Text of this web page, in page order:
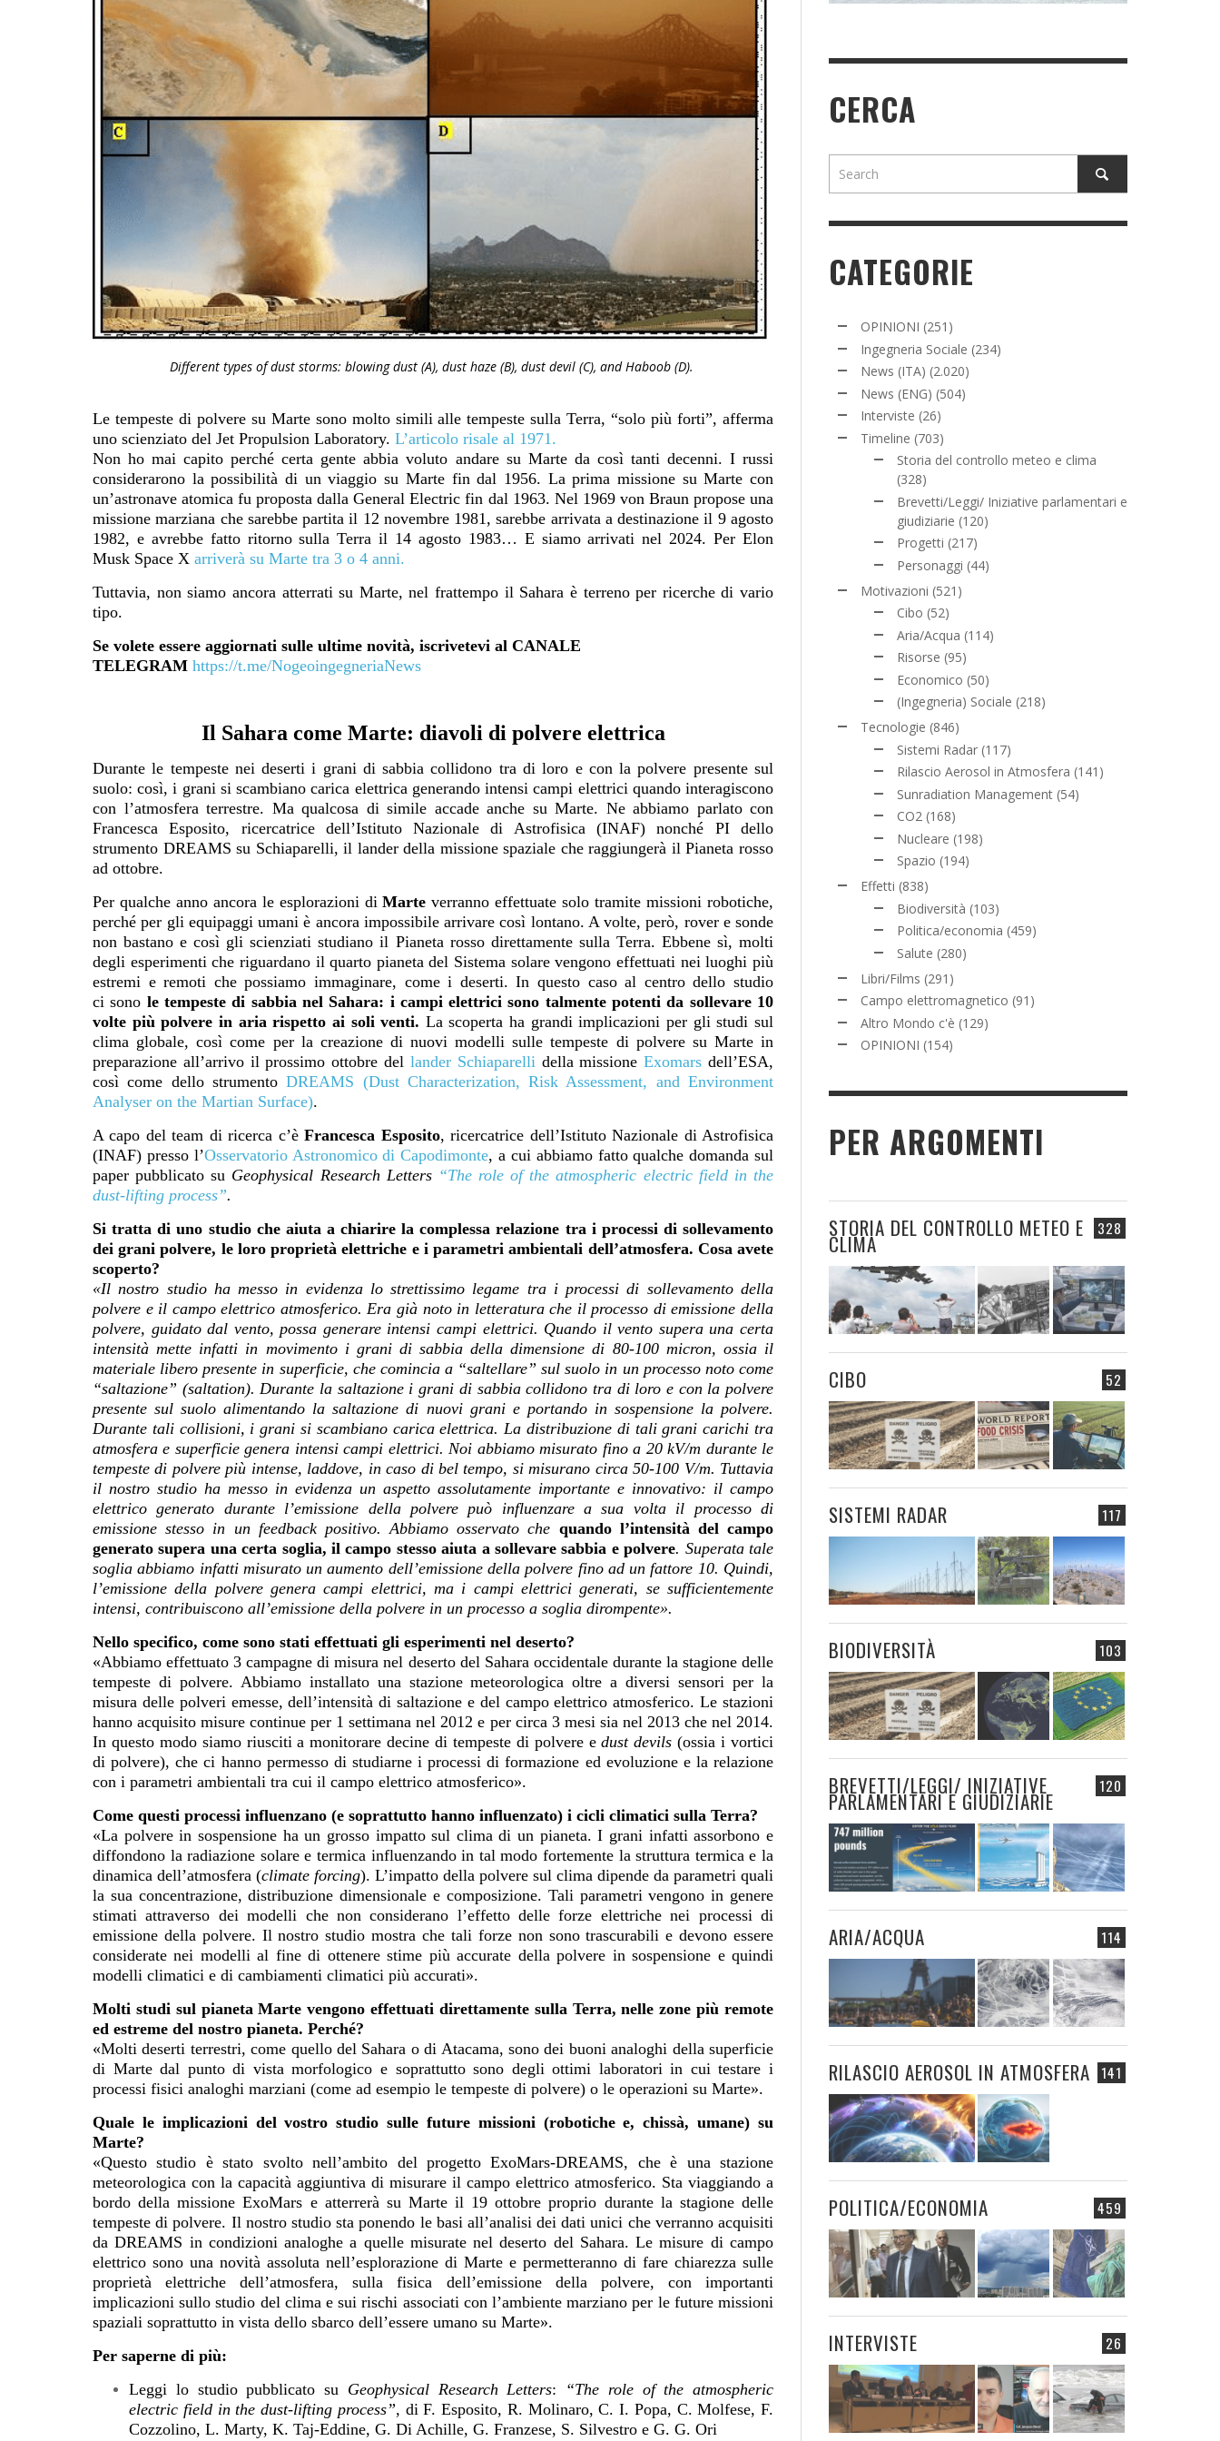
Different types of dust storms: blowing dust (A), dust haze (B), dust devil (C), and Haboob (D).
Le tempeste di polvere su Marte sono molto simili alle tempeste sulla Terra, “solo più forti”, afferma
uno scienziato del Jet Propulsion Laboratory. L’articolo risale al 1971.
Non ho mai capito perché certa gente abbia voluto andare su Marte da così tanti decenni. I russi
considerarono la possibilità di un viaggio su Marte fin dal 1956. La prima missione su Marte con
un’astronave atomica fu proposta dalla General Electric fin dal 1963. Nel 1969 von Braun propose una
missione marziana che sarebbe partita il 12 novembre 1981, sarebbe arrivata a destinazione il 9 agosto
1982, e avrebbe fatto ritorno sulla Terra il 14 agosto 1983… E siamo arrivati nel 2024. Per Elon
Musk Space X arriverà su Marte tra 3 o 4 anni.
Tuttavia, non siamo ancora atterrati su Marte, nel frattempo il Sahara è terreno per ricerche di vario
tipo.
Se volete essere aggiornati sulle ultime novità, iscrivetevi al CANALE
TELEGRAM https://t.me/NogeoingegneriaNews
Il Sahara come Marte: diavoli di polvere elettrica
Durante le tempeste nei deserti i grani di sabbia collidono tra di loro e con la polvere presente sul
suolo: così, i grani si scambiano carica elettrica generando intensi campi elettrici quando interagiscono
con l’atmosfera terrestre. Ma qualcosa di simile accade anche su Marte. Ne abbiamo parlato con
Francesca Esposito, ricercatrice dell’Istituto Nazionale di Astrofisica (INAF) nonché PI dello
strumento DREAMS su Schiaparelli, il lander della missione spaziale che raggiungerà il Pianeta rosso
ad ottobre.
Per qualche anno ancora le esplorazioni diMarte verranno effettuate solo tramite missioni robotiche,
perché per gli equipaggi umani è ancora impossibile arrivare così lontano. A volte, però, rover e sonde
non bastano e così gli scienziati studiano il Pianeta rosso direttamente sulla Terra. Ebbene sì, molti
degli esperimenti che riguardano il quarto pianeta del Sistema solare vengono effettuati nei luoghi più
estremi e remoti che possiamo immaginare, come i deserti. In questo caso al centro dello studio
ci sono le tempeste di sabbia nel Sahara: i campi elettrici sono talmente potenti da sollevare 10
volte più polvere in aria rispetto ai soli venti. La scoperta ha grandi implicazioni per gli studi sul
clima globale, così come per la creazione di nuovi modelli sulle tempeste di polvere su Marte in
preparazione all’arrivo il prossimo ottobre del lander Schiaparellidella missioneExomars dell’ESA,
così come dello strumentoDREAMS (Dust Characterization, Risk Assessment, and Environment
Analyser on the Martian Surface).
A capo del team di ricerca c’èFrancesca Esposito, ricercatrice dell’Istituto Nazionale di Astrofisica
(INAF) presso l’Osservatorio Astronomico di Capodimonte, a cui abbiamo fatto qualche domanda sul
paper pubblicato su Geophysical Research Letters “The role of the atmospheric electric field in the
dust-lifting process”.
Si tratta di uno studio che aiuta a chiarire la complessa relazione tra i processi di sollevamento
dei grani polvere, le loro proprietà elettriche e i parametri ambientali dell’atmosfera. Cosa avete
scoperto?
«Il nostro studio ha messo in evidenza lo strettissimo legame tra i processi di sollevamento della
polvere e il campo elettrico atmosferico. Era già noto in letteratura che il processo di emissione della
polvere, guidato dal vento, possa generare intensi campi elettrici. Quando il vento supera una certa
intensità mette infatti in movimento i grani di sabbia della dimensione di 80-100 micron, ossia il
materiale libero presente in superficie, che comincia a “saltellare” sul suolo in un processo noto come
“saltazione” (saltation). Durante la saltazione i grani di sabbia collidono tra di loro e con la polvere
presente sul suolo alimentando la saltazione di nuovi grani e portando in sospensione la polvere.
Durante tali collisioni, i grani si scambiano carica elettrica. La distribuzione di tali grani carichi tra
atmosfera e superficie genera intensi campi elettrici. Noi abbiamo misurato fino a 20 kV/m durante le
tempeste di polvere più intense, laddove, in caso di bel tempo, si misurano circa 50-100 V/m. Tuttavia
il nostro studio ha messo in evidenza un aspetto assolutamente importante e innovativo: il campo
elettrico generato durante l’emissione della polvere può influenzare a sua volta il processo di
emissione stesso in un feedback positivo. Abbiamo osservato che quando l’intensità del campo
generato supera una certa soglia, il campo stesso aiuta a sollevare sabbia e polvere. Superata tale
soglia abbiamo infatti misurato un aumento dell’emissione della polvere fino ad un fattore 10. Quindi,
l’emissione della polvere genera campi elettrici, ma i campi elettrici generati, se sufficientemente
intensi, contribuiscono all’emissione della polvere in un processo a soglia dirompente».
Nello specifico, come sono stati effettuati gli esperimenti nel deserto?
«Abbiamo effettuato 3 campagne di misura nel deserto del Sahara occidentale durante la stagione delle
tempeste di polvere. Abbiamo installato una stazione meteorologica oltre a diversi sensori per la
misura delle polveri emesse, dell’intensità di saltazione e del campo elettrico atmosferico. Le stazioni
hanno acquisito misure continue per 1 settimana nel 2012 e per circa 3 mesi sia nel 2013 che nel 2014.
In questo modo siamo riusciti a monitorare decine di tempeste di polvere edust devils (ossia i vortici
di polvere), che ci hanno permesso di studiarne i processi di formazione ed evoluzione e la relazione
con i parametri ambientali tra cui il campo elettrico atmosferico».
Come questi processi influenzano (e soprattutto hanno influenzato) i cicli climatici sulla Terra?
«La polvere in sospensione ha un grosso impatto sul clima di un pianeta. I grani infatti assorbono e
diffondono la radiazione solare e termica influenzando in tal modo fortemente la struttura termica e la
dinamica dell’atmosfera (climate forcing). L’impatto della polvere sul clima dipende da parametri quali
la sua concentrazione, distribuzione dimensionale e composizione. Tali parametri vengono in genere
stimati attraverso dei modelli che non considerano l’effetto delle forze elettriche nei processi di
emissione della polvere. Il nostro studio mostra che tali forze non sono trascurabili e devono essere
considerate nei modelli al fine di ottenere stime più accurate della polvere in sospensione e quindi
modelli climatici e di cambiamenti climatici più accurati».
Molti studi sul pianeta Marte vengono effettuati direttamente sulla Terra, nelle zone più remote
ed estreme del nostro pianeta. Perché?
«Molti deserti terrestri, come quello del Sahara o di Atacama, sono dei buoni analoghi della superficie
di Marte dal punto di vista morfologico e soprattutto sono degli ottimi laboratori in cui testare i
processi fisici analoghi marziani (come ad esempio le tempeste di polvere) o le operazioni su Marte».
Quale le implicazioni del vostro studio sulle future missioni (robotiche e, chissà, umane) su
Marte?
«Questo studio è stato svolto nell’ambito del progetto ExoMars-DREAMS, che è una stazione
meteorologica con la capacità aggiuntiva di misurare il campo elettrico atmosferico. Sta viaggiando a
bordo della missione ExoMars e atterrerà su Marte il 19 ottobre proprio durante la stagione delle
tempeste di polvere. Il nostro studio sta ponendo le basi all’analisi dei dati unici che verranno acquisiti
da DREAMS in condizioni analoghe a quelle misurate nel deserto del Sahara. Le misure di campo
elettrico sono una novità assoluta nell’esplorazione di Marte e permetteranno di fare chiarezza sulle
proprietà elettriche dell’atmosfera, sulla fisica dell’emissione della polvere, con importanti
implicazioni sullo studio del clima e sui rischi associati con l’ambiente marziano per le future missioni
spaziali soprattutto in vista dello sbarco dell’essere umano su Marte».
Per saperne di più:
Leggi lo studio pubblicato su Geophysical Research Letters: “The role of the atmospheric
electric field in the dust-lifting process”, di F. Esposito, R. Molinaro, C. I. Popa, C. Molfese, F.
Cozzolino, L. Marty, K. Taj-Eddine, G. Di Achille, G. Franzese, S. Silvestro e G. G. Ori
CERCA
CATEGORIE
OPINIONI (251)
Ingegneria Sociale (234)
News (ITA) (2.020)
News (ENG) (504)
Interviste (26)
Timeline (703)
Storia del controllo meteo e clima
(328)
Brevetti/Leggi/ Iniziative parlamentari e
giudiziarie (120)
Progetti (217)
Personaggi (44)
Motivazioni (521)
Cibo (52)
Aria/Acqua (114)
Risorse (95)
Economico (50)
(Ingegneria) Sociale (218)
Tecnologie (846)
Sistemi Radar (117)
Rilascio Aerosol in Atmosfera (141)
Sunradiation Management (54)
CO2 (168)
Nucleare (198)
Spazio (194)
Effetti (838)
Biodiversità (103)
Politica/economia (459)
Salute (280)
Libri/Films (291)
Campo elettromagnetico (91)
Altro Mondo c'è (129)
OPINIONI (154)
PER ARGOMENTI
328
STORIA DEL CONTROLLO METEO E
CLIMA
52
CIBO
117
SISTEMI RADAR
103
BIODIVERSITÀ
120
BREVETTI/LEGGI/ INIZIATIVE
PARLAMENTARI E GIUDIZIARIE
114
ARIA/ACQUA
141
RILASCIO AEROSOL IN ATMOSFERA
459
POLITICA/ECONOMIA
26
INTERVISTE